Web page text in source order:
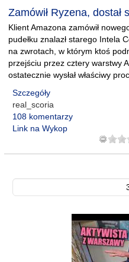
Zamówił Ryzena, dostał
Klient Amazona zamówił
pudełku znalazł starego Intela
na zwrotach, w którym ktoś
przejściu przez cztery warstwy
ostatecznie wysłał właściwy
Szczegóły
real_scoria
108 komentarzy
Link na Wykop